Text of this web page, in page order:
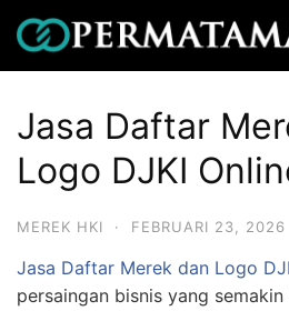
Jasa Daftar
Logo DJKI
MEREK HKI · FEBRUARI 23, 2026
Jasa Daftar Merek dan Logo
persaingan bisnis yang